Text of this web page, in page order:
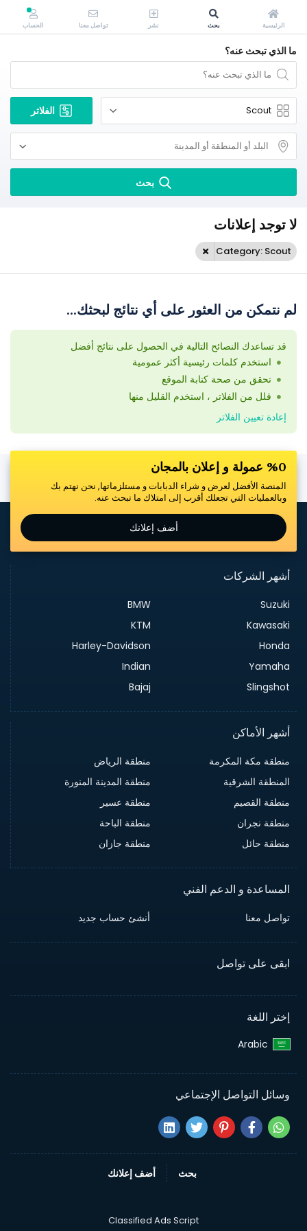
ما الذي تبحث عنه؟
الفلاتر
بحث
لا توجد إعلانات
Category: Scout
لم نتمكن من العثور على أي نتائج لبحثك...
قد تساعدك النصائح التالية في الحصول على نتائج أفضل
استخدم كلمات رئيسية أكثر عمومية
تحقق من صحة كتابة الموقع
قلل من الفلاتر ، استخدم القليل منها
إعادة تعيين الفلاتر
%0 عمولة و إعلان بالمجان
المنصة الأفضل لعرض و شراء الدبابات و مستلزماتها, نحن نهتم بك
وبالعمليات التي تجعلك أقرب إلى امتلاك ما تبحث عنه.
أضف إعلانك
أشهر الشركات
Suzuki
BMW
Kawasaki
KTM
Honda
Harley-Davidson
Yamaha
Indian
Slingshot
Bajaj
أشهر الأماكن
منطقة مكة المكرمة
منطقة الرياض
المنطقة الشرقية
منطقة المدينة المنورة
منطقة القصيم
منطقة عسير
منطقة نجران
منطقة الباحة
منطقة حائل
منطقة جازان
المساعدة و الدعم الفني
تواصل معنا أنشئ حساب جديد
ابقى على تواصل
إختر اللغة
Arabic‎
وسائل التواصل الإجتماعي
بحث أضف إعلانك
Classified Ads Script
الرئيسية بحث نشر تواصل معنا الحساب